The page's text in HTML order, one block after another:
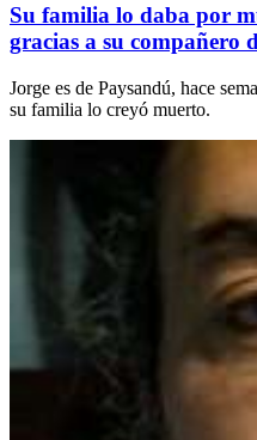
Su familia lo daba por
gracias a su compañero
Jorge es de Paysandú, hace
su familia lo creyó muerto.